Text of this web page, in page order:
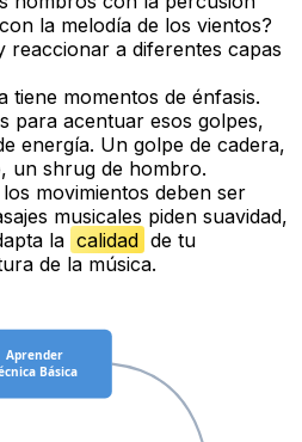
la melodía de los vientos?
reaccionar a diferentes capas
tiene momentos de énfasis.
para acentuar esos golpes,
energía. Un golpe de cadera,
un shrug de hombro.
movimientos deben ser
musicales piden suavidad,
la calidad de tu
de la música.
Aprender
Básica